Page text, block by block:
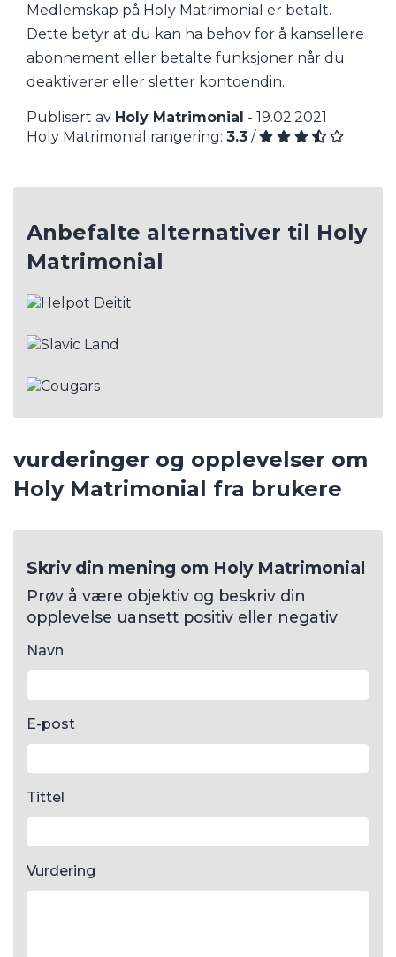
Medlemskap på Holy Matrimonial er betalt.
Dette betyr at du kan ha behov for å kansellere
abonnement eller betalte funksjoner når du
deaktiverer eller sletter kontoendin.
Publisert av Holy Matrimonial - 19.02.2021
Holy Matrimonial rangering: 3.3 /
Anbefalte alternativer til Holy
Matrimonial
vurderinger og opplevelser om
Holy Matrimonial fra brukere
Skriv din mening om Holy Matrimonial
Prøv å være objektiv og beskriv din
opplevelse uansett positiv eller negativ
Navn
E-post
Tittel
Vurdering